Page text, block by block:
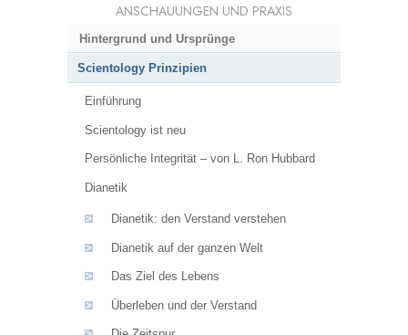
ANSCHAUUNGEN UND PRAXIS
Hintergrund und Ursprünge
Scientology Prinzipien
Einführung
Scientology ist neu
Persönliche Integrität – von L. Ron Hubbard
Dianetik
Dianetik: den Verstand verstehen
Dianetik auf der ganzen Welt
Das Ziel des Lebens
Überleben und der Verstand